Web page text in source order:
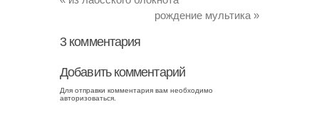
рождение мультика »
3комментария
Добавить комментарий
Для отправки комментария вам необходимо
авторизоваться